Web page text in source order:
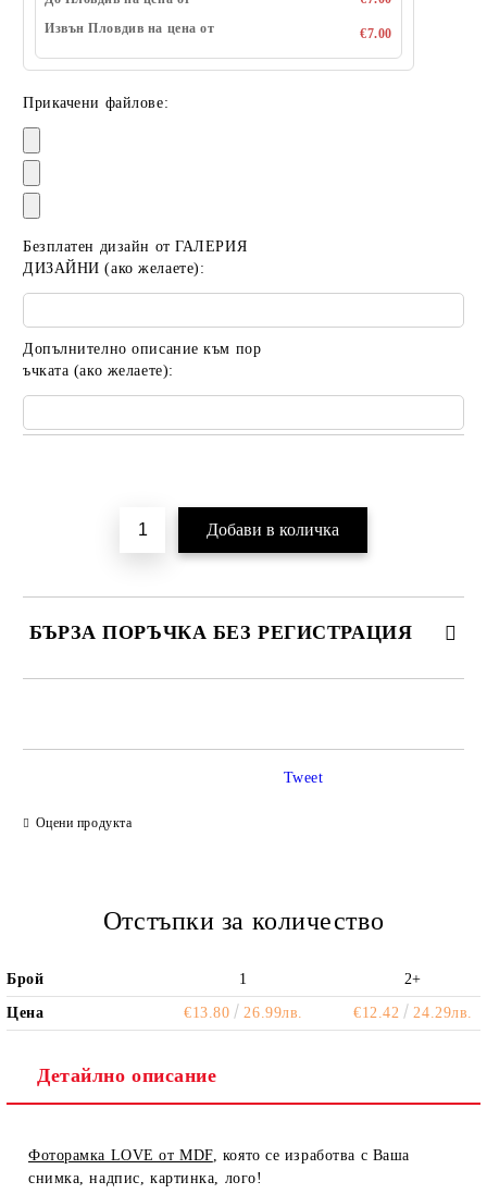
Извън Пловдив на цена от
€7.00
Прикачени файлове:
Безплатен дизайн от ГАЛЕРИЯ
ДИЗАЙНИ (ако желаете):
Допълнително описание към пор
ъчката (ако желаете):
БЪРЗА ПОРЪЧКА БЕЗ РЕГИСТРАЦИЯ
Оцени продукта
Tweet
Отстъпки за количество
Брой 1 2+
Цена €13.80 26.99лв. €12.42 24.29лв.
Детайлно описание
Фоторамка LOVE от MDF, която се изработва с Ваша
снимка, надпис, картинка, лого!